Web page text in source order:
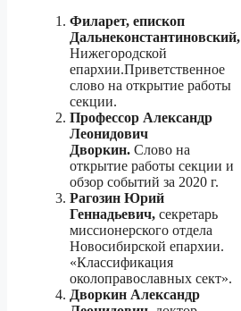
Филарет, епископ
Дальнеконстантиновский,
Нижегородской
епархии.Приветственное
слово на открытие работы
секции.
Профессор Александр
Леонидович
Дворкин. Слово на
открытие работы секции и
обзор событий за 2020 г.
Рагозин Юрий
Геннадьевич, секретарь
миссионерского отдела
Новосибирской епархии.
«Классификация
околоправославных сект».
Дворкин Александр